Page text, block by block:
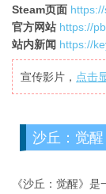
Steam页面
官方网站 https://
站内新闻 https://
宣传影片， 点击
沙丘：觉
《沙丘：觉醒》